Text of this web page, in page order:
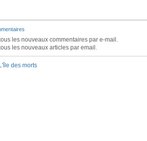
les nouveaux commentaires par e-mail.
les nouveaux articles par email.
des morts